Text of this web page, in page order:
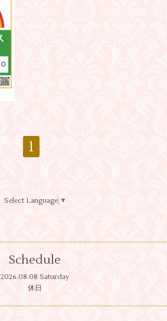
1
Select Language ▼
Schedule
2026.08.08 Saturday
休日